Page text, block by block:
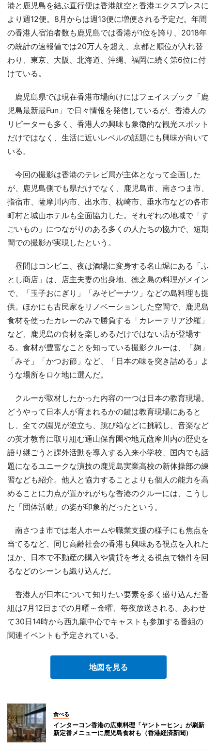
港と鹿児島を結ぶ直行便は香港航空と香港エクスプレスに
より週12便。8月からは週13便に増便される予定だ。年間
の香港人宿泊者数も鹿児島では香港が1位を誇り、2018年
の統計の速報値では20万人を超え、京都と順位が入れ替
わり、東京、大阪、北海道、沖縄、福岡に続く第6位に付
けている。
鹿児島県では現在香港市場向けにはフェイスブック「鹿
児島最新最Fun」で日々情報を発信しているが、香港人の
リピーターも多く、香港人の興味も象徴的な観光スポット
だけではなく、生活に近いレベルの話題にも興味が向いて
いる。
今回の撮影は香港のテレビ局が主体となって企画した
が、鹿児島側でも県だけでなく、鹿児島市、南さつま市、
指宿市、薩摩川内市、出水市、枕崎市、垂水市などの各市
町村と城山ホテルも全面協力した。それぞれの地域で「す
ごいもの」につながりのある多くの人たちの協力で、短期
間での撮影が実現したという。
昼間はコンビニ、夜は酒場に変身する名山堀にある「ふ
とし商店」は、店主夫妻の出身地、徳之島の料理がメイン
で、「玉子おにぎり」「みそピーナツ」などの島料理も提
供。ほかにも古民家をリノベーションした空間で、鹿児島
食材を使ったカレーのみで勝負する「カレーテリア沙羅」
など、鹿児島の食材を楽しめるだけではない店が登場す
る。食材が豊富なことを知っている撮影クルーは、「麹」
「みそ」「かつお節」など、「日本の味を突き詰める」よ
うな場所をロケ地に選んだ。
クルーが取材したかった内容の一つは日本の教育現場。
どうやって日本人が育まれるかの鍵は教育現場にあると
し、全ての園児が逆立ち、跳び箱などに挑戦し、音楽など
の英才教育に取り組む通山保育園や地元薩摩川内の歴史を
語り継ごうと課外活動を導入する入来小学校、国内でも話
題になるユニークな演技の鹿児島実業高校の新体操部の練
習なども紹介。他人と協力することよりも個人の能力を高
めることに力点が置かれがちな香港のクルーには、こうし
た「団体活動」の姿が印象的だったという。
南さつま市では老人ホームや職業支援の様子にも焦点を
当てるなど、同じ高齢社会の香港も興味ある視点を入れた
ほか、日本で不動産の購入や賃貸を考える視点で物件を回
るなどのシーンも織り込んだ。
香港人が日本について知りたい要素を多く盛り込んだ番
組は7月12日までの月曜～金曜、毎夜放送される。あわせ
て30日14時から西九龍中心でキャストも参加する番組の
関連イベントも予定されている。
地図を見る
食べる
インターコン香港の広東料理「ヤントーヒン」が刷新
新定番メニューに鹿児島食材も（香港経済新聞）